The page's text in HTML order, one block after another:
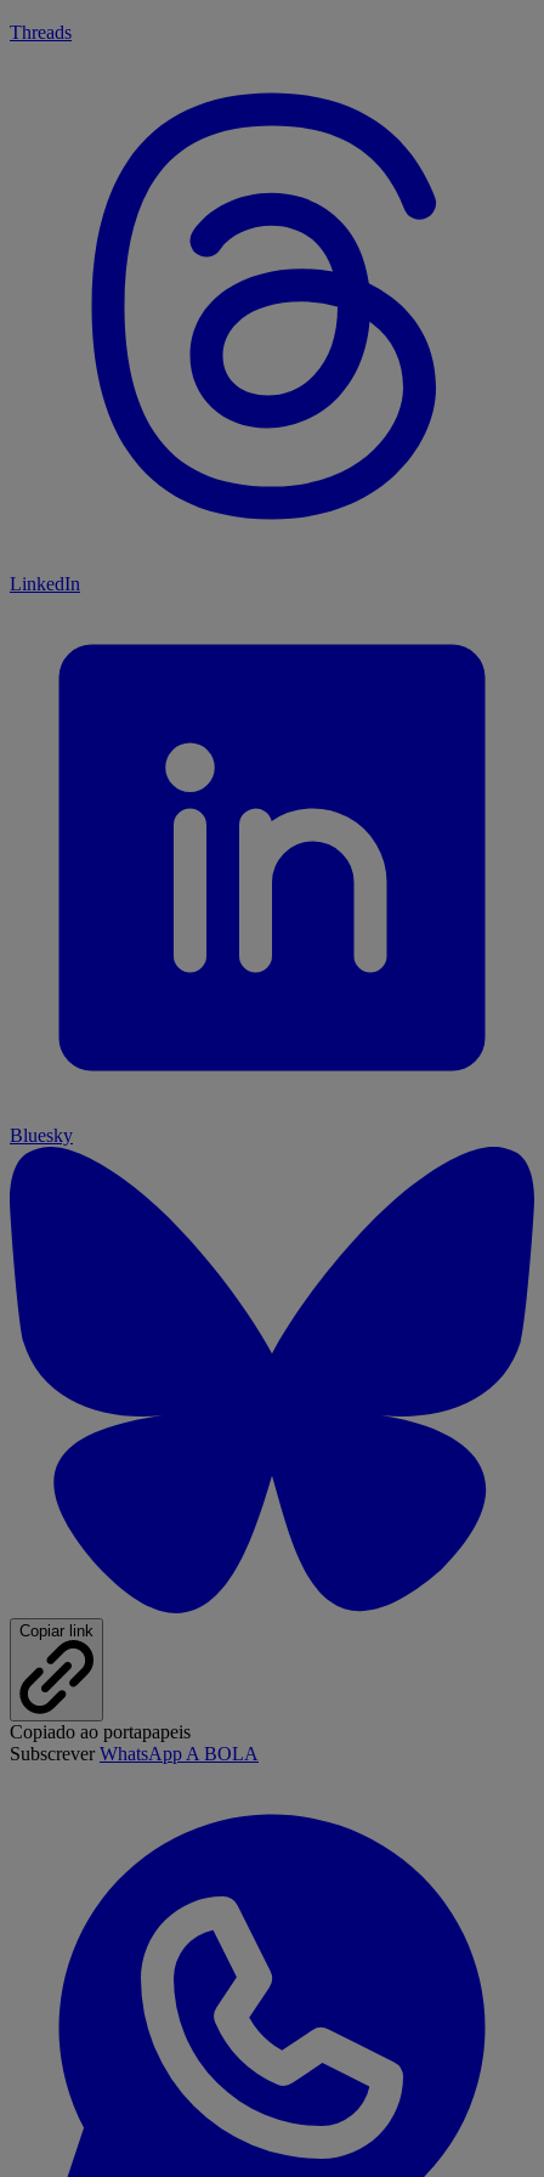
Threads
LinkedIn
Bluesky
Copiar link
Copiado ao portapapeis
SubscreverWhatsApp A BOLA